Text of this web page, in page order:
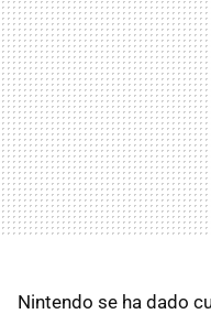
Nintendo se ha dado